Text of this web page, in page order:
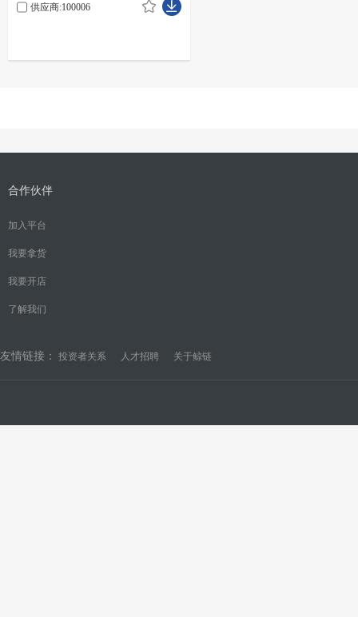
供应商:100006
合作伙伴
加入平台
我要拿货
我要开店
了解我们
友情链接： 投资者关系 人才招聘 关于鲸链